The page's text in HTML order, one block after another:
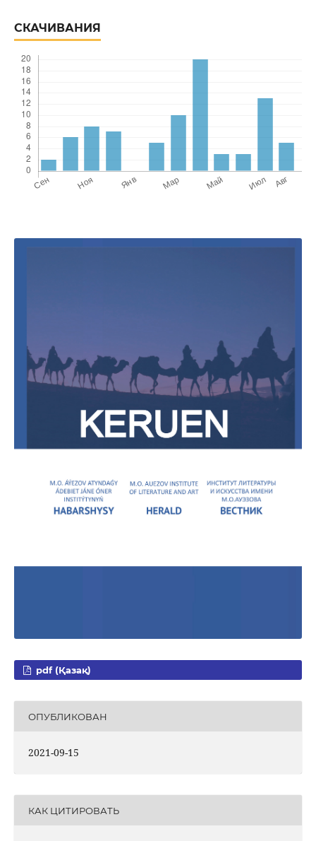
СКАЧИВАНИЯ
pdf (Қазақ)
ОПУБЛИКОВАН
2021-09-15
КАК ЦИТИРОВАТЬ